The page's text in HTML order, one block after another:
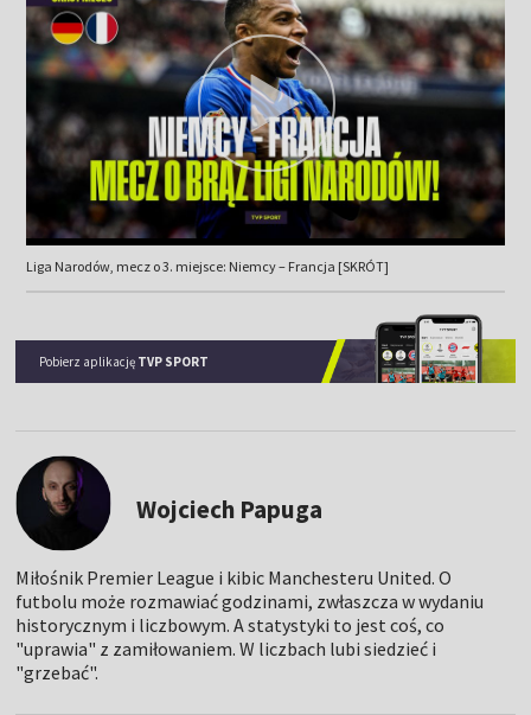
Liga Narodów, mecz o 3. miejsce: Niemcy – Francja [SKRÓT]
Pobierz aplikację TVP SPORT
Wojciech Papuga
Miłośnik Premier League i kibic Manchesteru United. O
futbolu może rozmawiać godzinami, zwłaszcza w wydaniu
historycznym i liczbowym. A statystyki to jest coś, co
"uprawia" z zamiłowaniem. W liczbach lubi siedzieć i
"grzebać".